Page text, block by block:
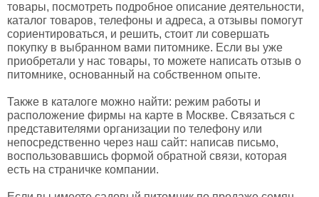
товары, посмотреть подробное описание деятельности,
каталог товаров, телефоны и адреса, а отзывы помогут
сориентироваться, и решить, стоит ли совершать
покупку в выбранном вами питомнике. Если вы уже
приобретали у нас товары, то можете написать отзыв о
питомнике, основанный на собственном опыте.
Также в каталоге можно найти: режим работы и
расположение фирмы на карте в Москве. Связаться с
представителями организации по телефону или
непосредственно через наш сайт: написав письмо,
воспользовавшись формой обратной связи, которая
есть на страничке компании.